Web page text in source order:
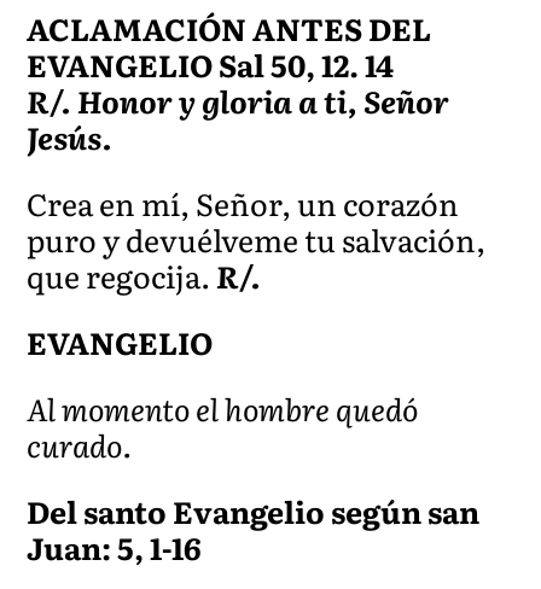
ACLAMACIÓN ANTES DEL
EVANGELIO Sal 50, 12. 14
R/. Honor y gloria a ti, Señor
Jesús.
Crea en mí, Señor, un corazón
puro y devuélveme tu salvación,
que regocija.R/.
EVANGELIO
Al momento el hombre quedó
curado.
Del santo Evangelio según san
Juan: 5, 1-16